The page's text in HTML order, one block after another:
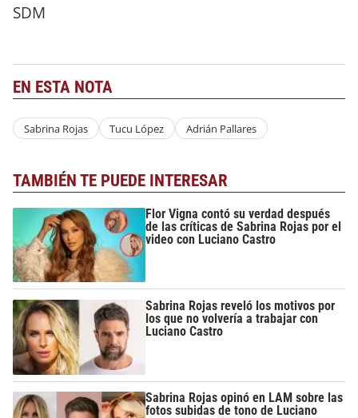
SDM
EN ESTA NOTA
Sabrina Rojas Tucu López Adrián Pallares
TAMBIÉN TE PUEDE INTERESAR
Flor Vigna contó su verdad después
de las críticas de Sabrina Rojas por el
video con Luciano Castro
Sabrina Rojas reveló los motivos por
los que no volvería a trabajar con
Luciano Castro
Sabrina Rojas opinó en LAM sobre las
fotos subidas de tono de Luciano